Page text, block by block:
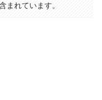
まれています。